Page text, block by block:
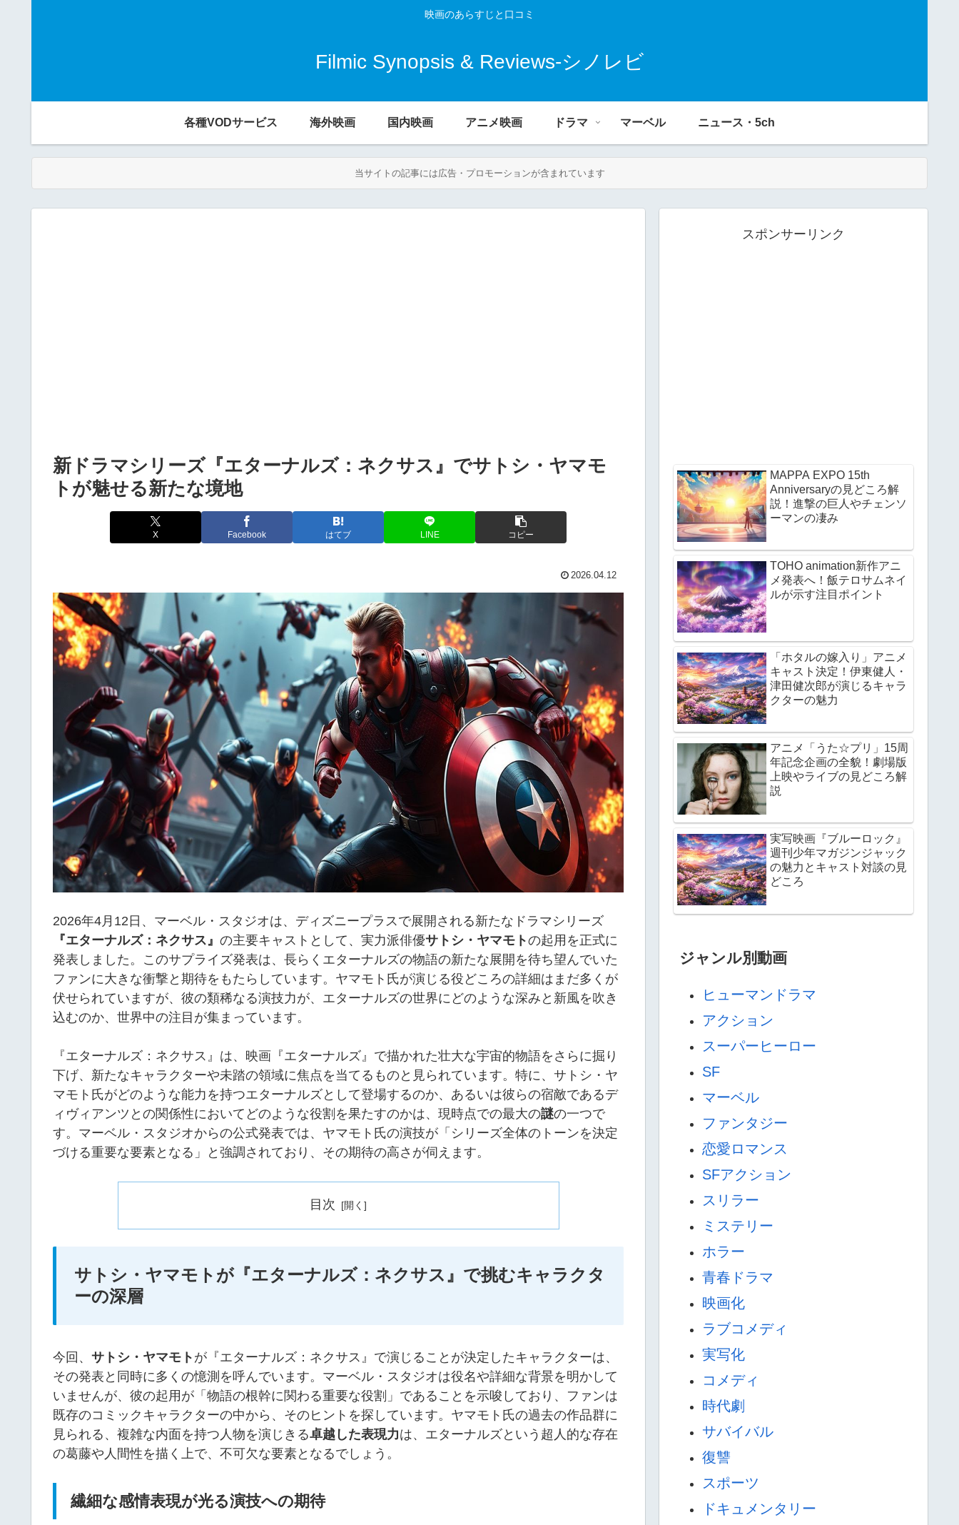
映画のあらすじと口コミ
Filmic Synopsis & Reviews-シノレビ
各種VODサービス 海外映画 国内映画 アニメ映画 ドラマ マーベル ニュース・5ch
当サイトの記事には広告・プロモーションが含まれています
新ドラマシリーズ『エターナルズ：ネクサス』でサトシ・ヤマモ
トが魅せる新たな境地
X Facebook はてブ LINE コピー
2026.04.12
2026年4月12日、マーベル・スタジオは、ディズニープラスで展開される新たなドラマシリーズ
『エターナルズ：ネクサス』 の主要キャストとして、実力派俳優サトシ・ヤマモトの起用を正式に
発表しました。このサプライズ発表は、長らくエターナルズの物語の新たな展開を待ち望んでいた
ファンに大きな衝撃と期待をもたらしています。ヤマモト氏が演じる役どころの詳細はまだ多くが
伏せられていますが、彼の類稀なる演技力が、エターナルズの世界にどのような深みと新風を吹き
込むのか、世界中の注目が集まっています。
『エターナルズ：ネクサス』は、映画『エターナルズ』で描かれた壮大な宇宙的物語をさらに掘り
下げ、新たなキャラクターや未踏の領域に焦点を当てるものと見られています。特に、サトシ・ヤ
マモト氏がどのような能力を持つエターナルズとして登場するのか、あるいは彼らの宿敵であるデ
ィヴィアンツとの関係性においてどのような役割を果たすのかは、現時点での最大の謎の一つで
す。マーベル・スタジオからの公式発表では、ヤマモト氏の演技が「シリーズ全体のトーンを決定
づける重要な要素となる」と強調されており、その期待の高さが伺えます。
目次
サトシ・ヤマモトが『エターナルズ：ネクサス』で挑むキャラクタ
ーの深層
今回、 サトシ・ヤマモト が『エターナルズ：ネクサス』で演じることが決定したキャラクターは、
その発表と同時に多くの憶測を呼んでいます。マーベル・スタジオは役名や詳細な背景を明かして
いませんが、彼の起用が「物語の根幹に関わる重要な役割」であることを示唆しており、ファンは
既存のコミックキャラクターの中から、そのヒントを探しています。ヤマモト氏の過去の作品群に
見られる、複雑な内面を持つ人物を演じきる卓越した表現力は、エターナルズという超人的な存在
の葛藤や人間性を描く上で、不可欠な要素となるでしょう。
繊細な感情表現が光る演技への期待
スポンサーリンク
MAPPA EXPO 15th
Anniversaryの見どころ解
説！進撃の巨人やチェンソ
ーマンの凄み
TOHO animation新作アニ
メ発表へ！飯テロサムネイ
ルが示す注目ポイント
「ホタルの嫁入り」アニメ
キャスト決定！伊東健人・
津田健次郎が演じるキャラ
クターの魅力
アニメ「うた☆プリ」15周
年記念企画の全貌！劇場版
上映やライブの見どころ解
説
実写映画『ブルーロック』
週刊少年マガジンジャック
の魅力とキャスト対談の見
どころ
ジャンル別動画
ヒューマンドラマ
アクション
スーパーヒーロー
SF
マーベル
ファンタジー
恋愛ロマンス
SFアクション
スリラー
ミステリー
ホラー
青春ドラマ
映画化
ラブコメディ
実写化
コメディ
時代劇
サバイバル
復讐
スポーツ
ドキュメンタリー